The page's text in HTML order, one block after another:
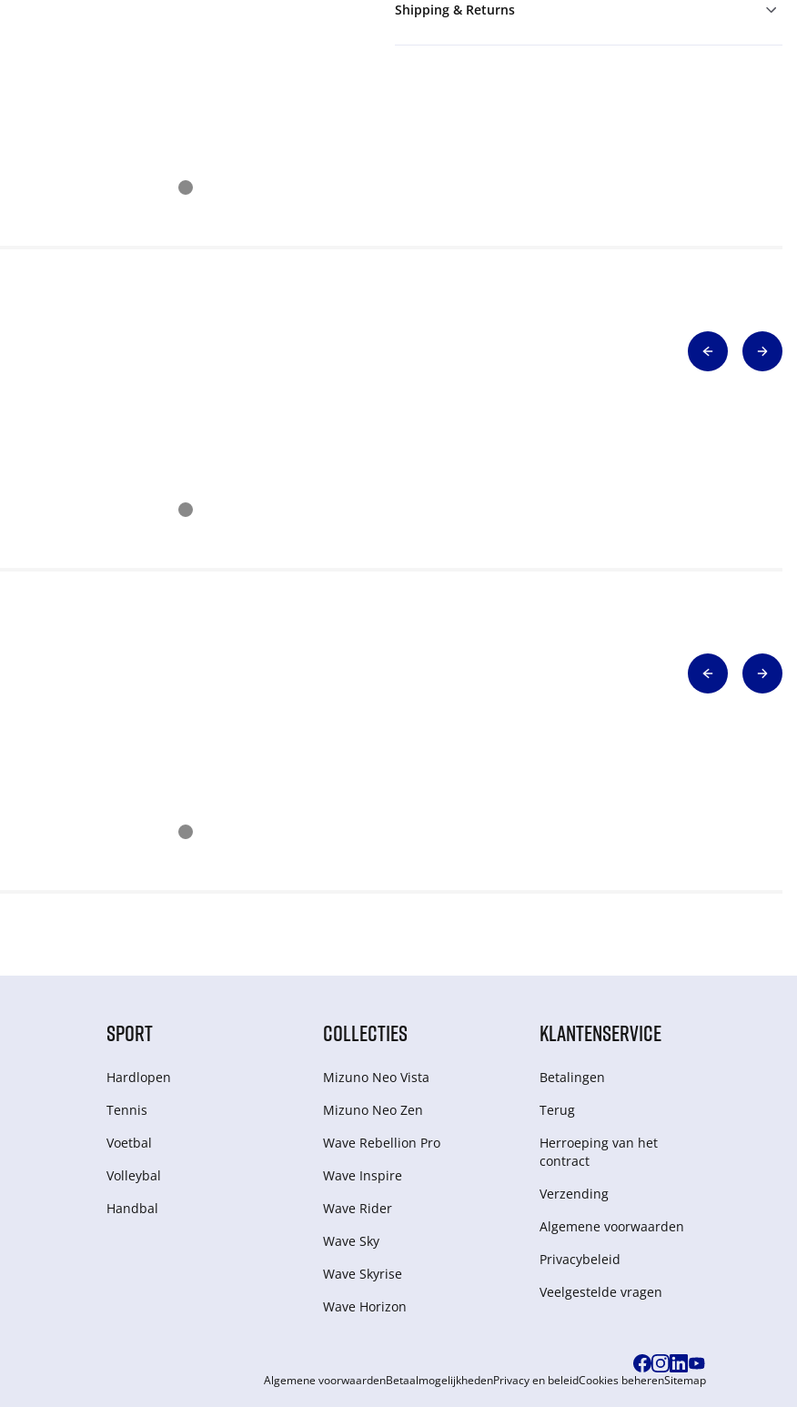
Shipping & Returns
SPORT
Hardlopen
Tennis
Voetbal
Volleybal
Handbal
COLLECTIES
Mizuno Neo Vista
Mizuno Neo Zen
Wave Rebellion Pro
Wave Inspire
Wave Rider
Wave Sky
Wave Skyrise
Wave Horizon
KLANTENSERVICE
Betalingen
Terug
Herroeping van het
contract
Verzending
Algemene voorwaarden
Privacybeleid
Veelgestelde vragen
Algemene voorwaardenBetaalmogelijkhedenPrivacy en beleidCookies beherenSitemap